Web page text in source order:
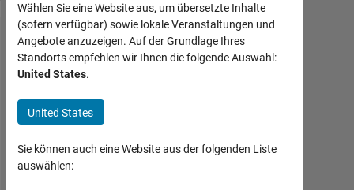
How
can I
frames
live
Wählen Sie eine Website aus, um übersetzte Inhalte
(sofern verfügbar) sowie lokale Veranstaltungen und
Angebote anzuzeigen. Auf der Grundlage Ihres
Standorts empfehlen wir Ihnen die folgende Auswahl:
United States.
United States
Sie können auch eine Website aus der folgenden Liste
auswählen: